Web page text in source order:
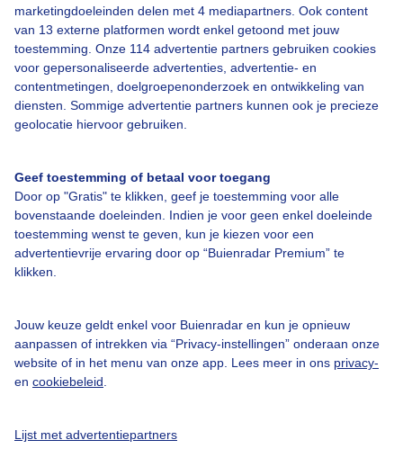
marketingdoeleinden delen met 4 mediapartners. Ook content
van 13 externe platformen wordt enkel getoond met jouw
toestemming. Onze 114 advertentie partners gebruiken cookies
voor gepersonaliseerde advertenties, advertentie- en
contentmetingen, doelgroepenonderzoek en ontwikkeling van
diensten. Sommige advertentie partners kunnen ook je precieze
geolocatie hiervoor gebruiken.
Geef toestemming of betaal voor toegang
Door op "Gratis" te klikken, geef je toestemming voor alle
bovenstaande doeleinden. Indien je voor geen enkel doeleinde
toestemming wenst te geven, kun je kiezen voor een
advertentievrije ervaring door op “Buienradar Premium” te
klikken.
Jouw keuze geldt enkel voor Buienradar en kun je opnieuw
aanpassen of intrekken via “Privacy-instellingen” onderaan onze
website of in het menu van onze app. Lees meer in ons privacy-
en cookiebeleid
Lijst met advertentiepartners
Over Buienradar
Bedrijfsgegevens
Toegankelijkheid
Gebruikersvoorwaarden
Adverteren
Privacy beleid
Cookie beleid
Gratis weerdata